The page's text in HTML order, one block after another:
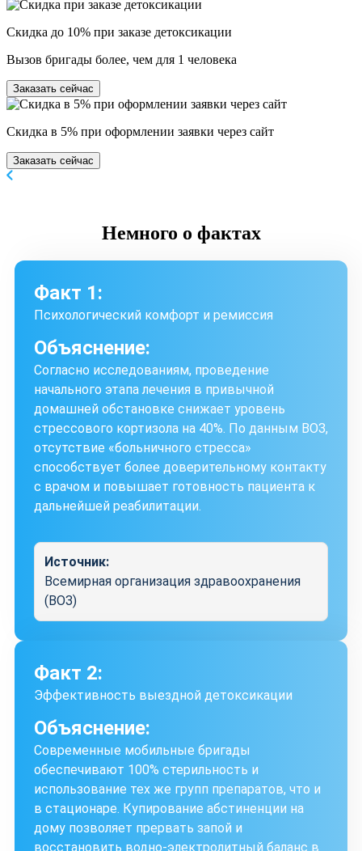
Скидка до 10% при заказе детоксикации
Вызов бригады более, чем для 1 человека
Заказать сейчас
Скидка в 5% при оформлении заявки через сайт
Заказать сейчас
Немного о фактах
Факт 1:
Психологический комфорт и ремиссия
Объяснение:
Согласно исследованиям, проведение
начального этапа лечения в привычной
домашней обстановке снижает уровень
стрессового кортизола на 40%. По данным ВОЗ,
отсутствие «больничного стресса»
способствует более доверительному контакту
с врачом и повышает готовность пациента к
дальнейшей реабилитации.
Источник:
Всемирная организация здравоохранения
(ВОЗ)
Факт 2:
Эффективность выездной детоксикации
Объяснение:
Современные мобильные бригады
обеспечивают 100% стерильность и
использование тех же групп препаратов, что и
в стационаре. Купирование абстиненции на
дому позволяет прервать запой и
восстановить водно-электролитный баланс в